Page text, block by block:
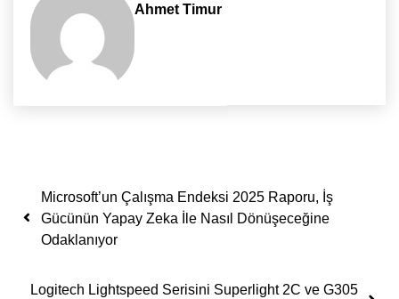
Ahmet Timur
Yazı dolaşımı
Microsoft’un Çalışma Endeksi 2025 Raporu, İş
Gücünün Yapay Zeka İle Nasıl Dönüşeceğine
Odaklanıyor
Logitech Lightspeed Serisini Superlight 2C ve G305